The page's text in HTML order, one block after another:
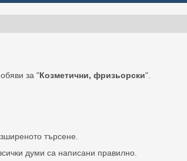
за "Козметични, фризьорски".
търсене.
думи са написани правилно.